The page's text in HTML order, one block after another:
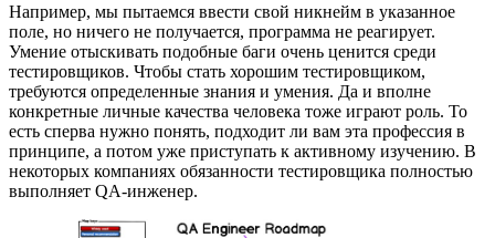
Например, мы пытаемся ввести свой никнейм в указанное
поле, но ничего не получается, программа не реагирует.
Умение отыскивать подобные баги очень ценится среди
тестировщиков. Чтобы стать хорошим тестировщиком,
требуются определенные знания и умения. Да и вполне
конкретные личные качества человека тоже играют роль. То
есть сперва нужно понять, подходит ли вам эта профессия в
принципе, а потом уже приступать к активному изучению. В
некоторых компаниях обязанности тестировщика полностью
выполняет QA-инженер.